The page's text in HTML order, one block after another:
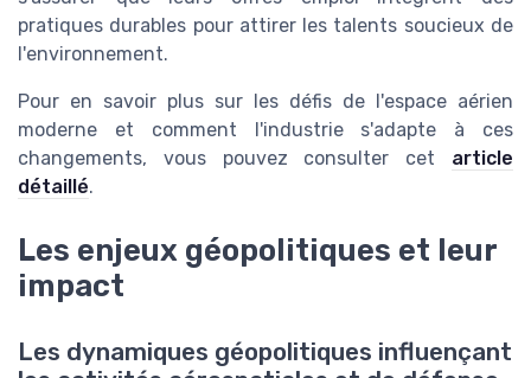
pratiques durables pour attirer les talents soucieux de
l'environnement.
Pour en savoir plus sur les défis de l'espace aérien
moderne et comment l'industrie s'adapte à ces
changements, vous pouvez consulter cet article
détaillé.
Les enjeux géopolitiques et leur
impact
Les dynamiques géopolitiques influençant